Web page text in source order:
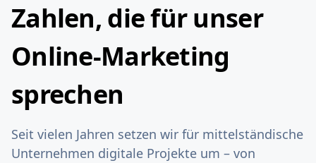
Zahlen, die für unser
Online-Marketing
sprechen
Seit vielen Jahren setzen wir für mittelständische
Unternehmen digitale Projekte um – von